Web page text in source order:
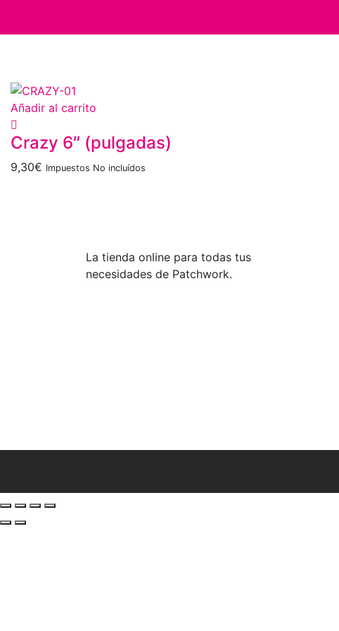
Añadir al carrito
Crazy 6″ (pulgadas)
9,30€ Impuestos No incluídos
La tienda online para todas tus
necesidades de Patchwork.